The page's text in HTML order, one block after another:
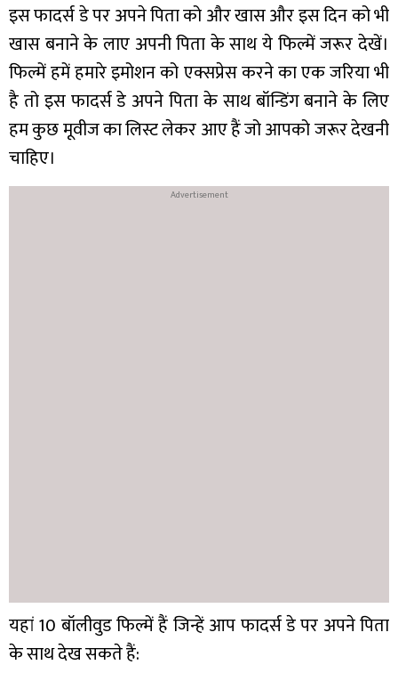
इस फादर्स डे पर अपने पिता को और खास और इस दिन को भी
खास बनाने के लाए अपनी पिता के साथ ये फिल्में जरूर देखें।
फिल्में हमें हमारे इमोशन को एक्सप्रेस करने का एक जरिया भी
है तो इस फादर्स डे अपने पिता के साथ बॉन्डिंग बनाने के लिए
हम कुछ मूवीज का लिस्ट लेकर आए हैं जो आपको जरूर देखनी
चाहिए।
यहां 10 बॉलीवुड फिल्में हैं जिन्हें आप फादर्स डे पर अपने पिता
के साथ देख सकते हैं: